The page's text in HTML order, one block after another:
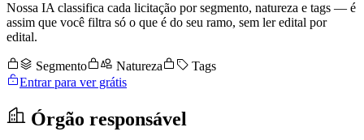
Nossa IA classifica cada licitação por segmento, natureza e tags — é
assim que você filtra só o que é do seu ramo, sem ler edital por
edital.
Segmento Natureza
Tags
Entrar para ver grátis
Órgão responsável